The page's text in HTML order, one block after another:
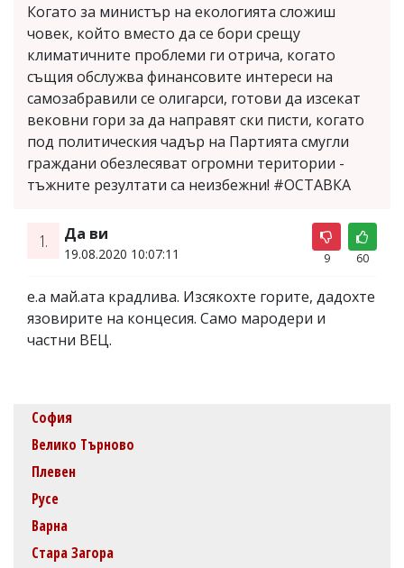
Когато за министър на екологията сложиш
човек, който вместо да се бори срещу
климатичните проблеми ги отрича, когато
същия обслужва финансовите интереси на
самозабравили се олигарси, готови да изсекат
вековни гори за да направят ски писти, когато
под политическия чадър на Партията смугли
граждани обезлесяват огромни територии -
тъжните резултати са неизбежни! #ОСТАВКА
1. Да ви
19.08.2020 10:07:11 9 60
е.а май.ата крадлива. Изсякохте горите, дадохте
язовирите на концесия. Само мародери и
частни ВЕЦ.
София
Велико Търново
Плевен
Русе
Варна
Стара Загора